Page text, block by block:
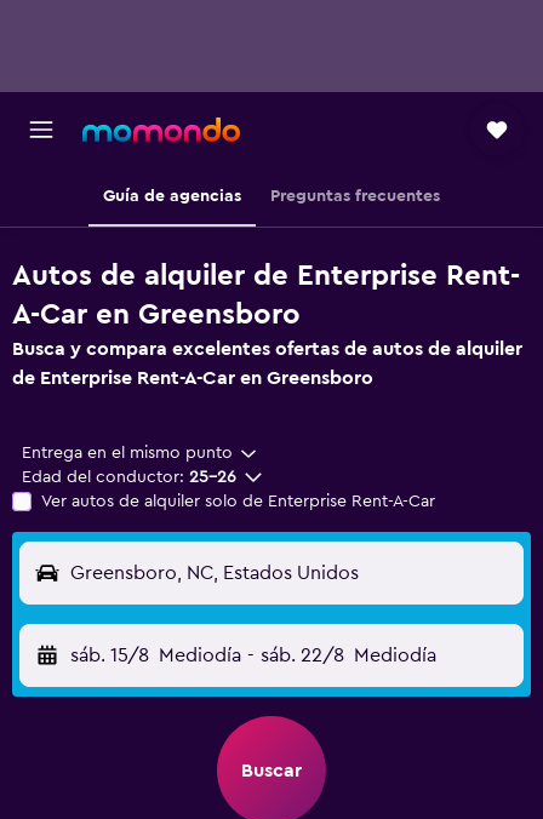
Guía de agencias Preguntas frecuentes
Autos de alquiler de Enterprise Rent-
A-Car en Greensboro
Busca y compara excelentes ofertas de autos de alquiler
de Enterprise Rent-A-Car en Greensboro
Entrega en el mismo punto
Edad del conductor: 25-26
Ver autos de alquiler solo de Enterprise Rent-A-Car
Greensboro, NC, Estados Unidos
sáb. 15/8 Mediodía - sáb. 22/8 Mediodía
Buscar